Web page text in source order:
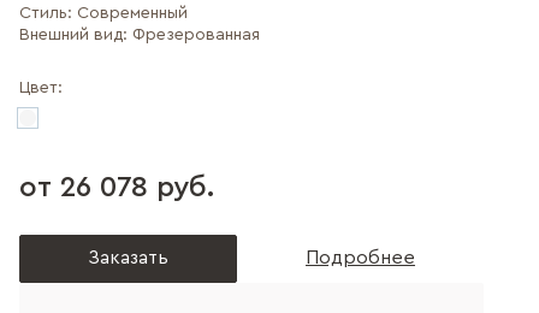
Стиль: Современный
Внешний вид: Фрезерованная
Цвет:
от 26 078 руб.
Заказать Подробнее